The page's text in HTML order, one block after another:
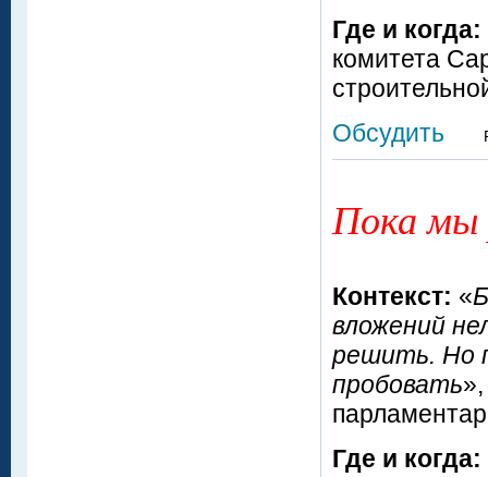
Где и когда:
комитета
Обсудить
Пока мы
Контекст: «
вложений
решить. Но
пробовать
Где и когда: